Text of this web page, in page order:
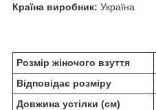
Країна виробник: Україна
Розмір жіночого взуття
Відповідає розміру
Довжина устілки (см)